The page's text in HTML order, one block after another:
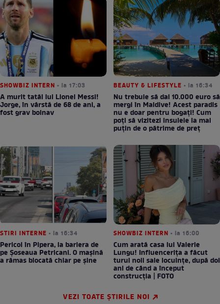
SHOWBIZ INTERN • la 17:03
A murit tatăl lui Lionel Messi!
Jorge, în vârstă de 68 de ani, a
fost grav bolnav
BEAUTY & LIFESTYLE • la 16:34
Nu trebuie să dai 10.000 euro să
mergi în Maldive! Acest paradis
nu e doar pentru bogați! Cum
poți să vizitezi insulele la mai
puțin de o pătrime de preț
STIRI INTERNE • la 16:34
Pericol în Pipera, la bariera de
pe Șoseaua Petricani. O mașină
a rămas blocată chiar pe șine
SHOWBIZ INTERN • la 16:00
Cum arată casa lui Valerie
Lungu! Influencerița a făcut
turul noii sale locuințe, după doi
ani de când a început
construcția | FOTO
VEZI TOATE ȘTIRILE NOI